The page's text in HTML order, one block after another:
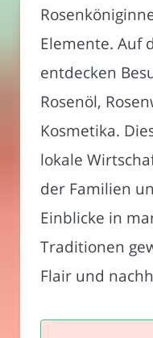
Elemente. Auf
entdecken
Rosenöl,
Kosmetika.
lokale
der Familien
Einblicke in
Traditionen
Flair und